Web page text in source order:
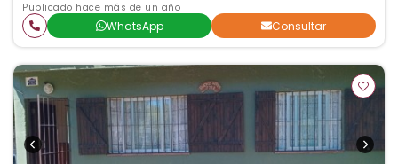
Publicado hace más de un año
WhatsApp Consultar